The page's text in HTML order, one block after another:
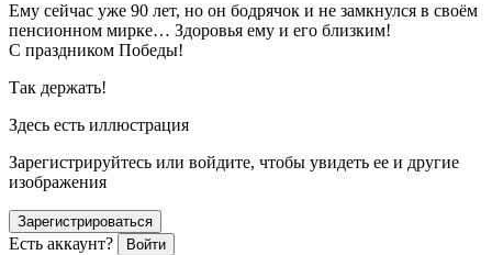
Ему сейчас уже 90 лет, но он бодрячок и не замкнулся в своём
пенсионном мирке… Здоровья ему и его близким!
С праздником Победы!
Так держать!
Здесь есть иллюстрация
Зарегистрируйтесь или войдите, чтобы увидеть ее и другие
изображения
Зарегистрироваться
Есть аккаунт? Войти